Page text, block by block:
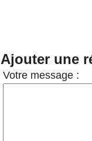
Ajouter une
Votre message :